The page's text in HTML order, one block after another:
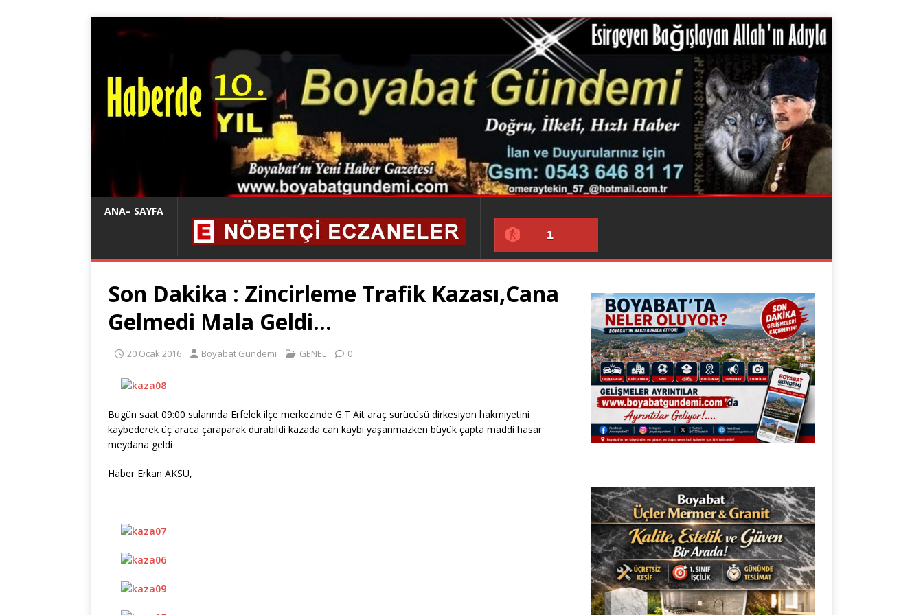
ANA– SAYFA
1
Son Dakika : Zincirleme Trafik Kazası,Cana
Gelmedi Mala Geldi…
20 Ocak 2016 Boyabat Gündemi GENEL 0
Bugün saat 09:00 sularında Erfelek ilçe merkezinde G.T Ait araç sürücüsü dirkesiyon hakmiyetini
kaybederek üç araca çaraparak durabildi kazada can kaybı yaşanmazken büyük çapta maddi hasar
meydana geldi
Haber Erkan AKSU,